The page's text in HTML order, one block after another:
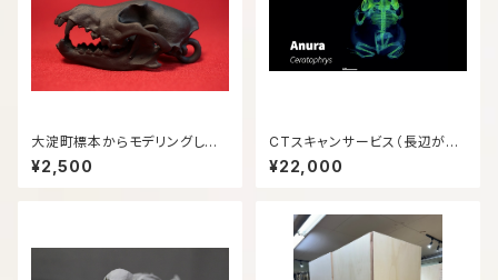
大淀町標本からモデリングした
ニホンオオカミ 縮小 頭骨模型
【リング付き】
¥2,500
CTスキャンサービス（長辺が20
㎝以下）断層画像の納品
¥22,000